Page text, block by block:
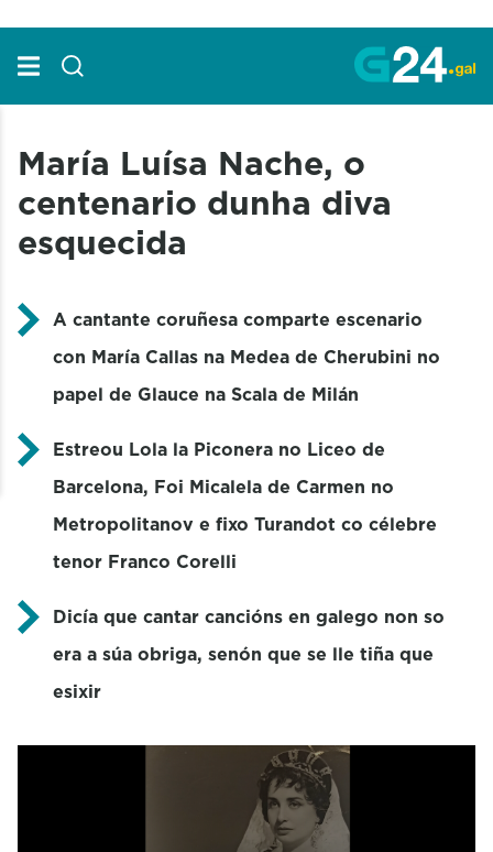
María Luísa Nache, o
centenario dunha diva
esquecida
A cantante coruñesa comparte escenario
con María Callas na Medea de Cherubini no
papel de Glauce na Scala de Milán
Estreou Lola la Piconera no Liceo de
Barcelona, Foi Micalela de Carmen no
Metropolitanov e fixo Turandot co célebre
tenor Franco Corelli
Dicía que cantar cancións en galego non so
era a súa obriga, senón que se lle tiña que
esixir